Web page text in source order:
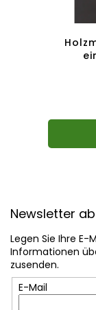
Newsletter
Legen Sie Ihre E-
Informationen
zusenden.
E-Mail